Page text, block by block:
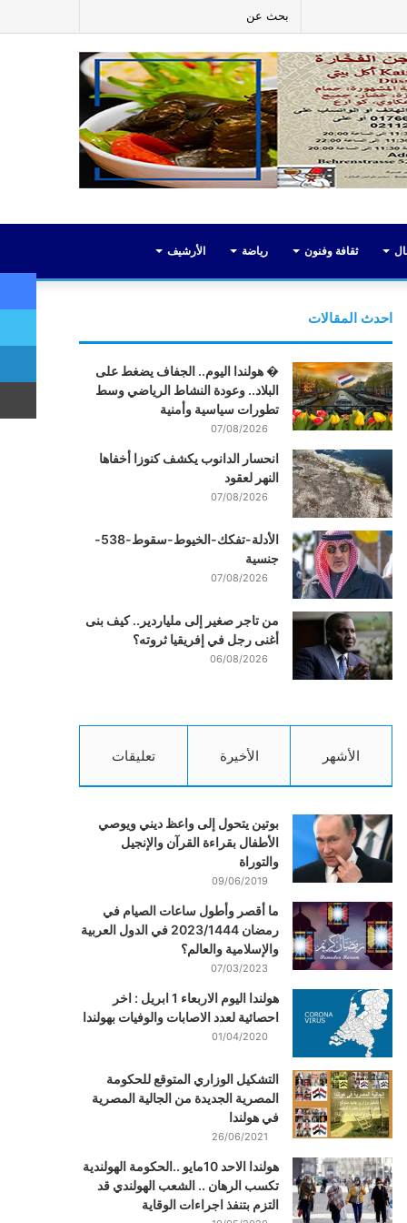
عن
إضافة
عمود
جانبي
ثقافة وفنون رياضة الأرشيف
احدث المقالات
� هولندا اليوم.. الجفاف يضغط على
البلاد.. وعودة النشاط الرياضي وسط
تطورات سياسية وأمنية
07/08/2026
انحسار الدانوب يكشف كنوزا أخفاها
النهر لعقود
07/08/2026
الأدلة-تفكك-الخيوط-سقوط-538-
جنسية
07/08/2026
من تاجر صغير إلى ملياردير.. كيف بنى
أغنى رجل في إفريقيا ثروته؟
06/08/2026
الأشهر الأخيرة تعليقات
بوتين يتحول إلى واعظ ديني ويوصي
الأطفال بقراءة القرآن والإنجيل
والتوراة
09/06/2019
ما أقصر وأطول ساعات الصيام في
رمضان 2023/1444 في الدول العربية
والإسلامية والعالم؟
07/03/2023
هولندا اليوم الاربعاء 1 ابريل : اخر
احصائية لعدد الاصابات والوفيات بهولندا
01/04/2020
التشكيل الوزاري المتوقع للحكومة
المصرية الجديدة من الجالية المصرية
في هولندا
26/06/2021
هولندا الاحد 10مايو ..الحكومة الهولندية
تكسب الرهان .. الشعب الهولندي قد
التزم بتنفذ اجراءات الوقاية